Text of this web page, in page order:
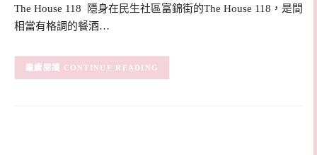
The House 118 隱身在民生社區富錦街的The House 118，是間
相當有格調的餐酒…
CONTINUE READING